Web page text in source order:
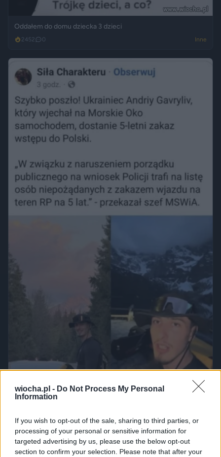
wiocha.pl - Do Not Process My Personal
Information
If you wish to opt-out of the sale, sharing to third parties, or
processing of your personal or sensitive information for
targeted advertising by us, please use the below opt-out
section to confirm your selection. Please note that after your
Oddałem do domu dziecka 3 dzieci
2452 0 Inne